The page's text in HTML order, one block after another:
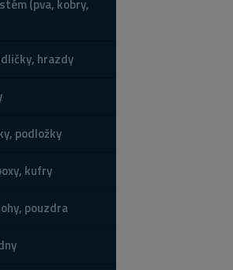
(pva, kobry,
hrazdy
podložky
kufry
pouzdra